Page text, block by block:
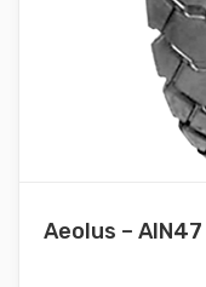
Aeolus – AIN47